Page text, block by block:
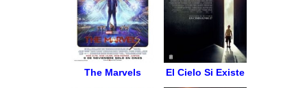
The Marvels El Cielo Si Existe